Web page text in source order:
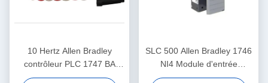
10 Hertz Allen Bradley
contrôleur PLC 1747 BA
batterie SLC 500 batterie au
SLC 500 Allen Bradley 1746
NI4 Module d'entrée
analogique haute résolution